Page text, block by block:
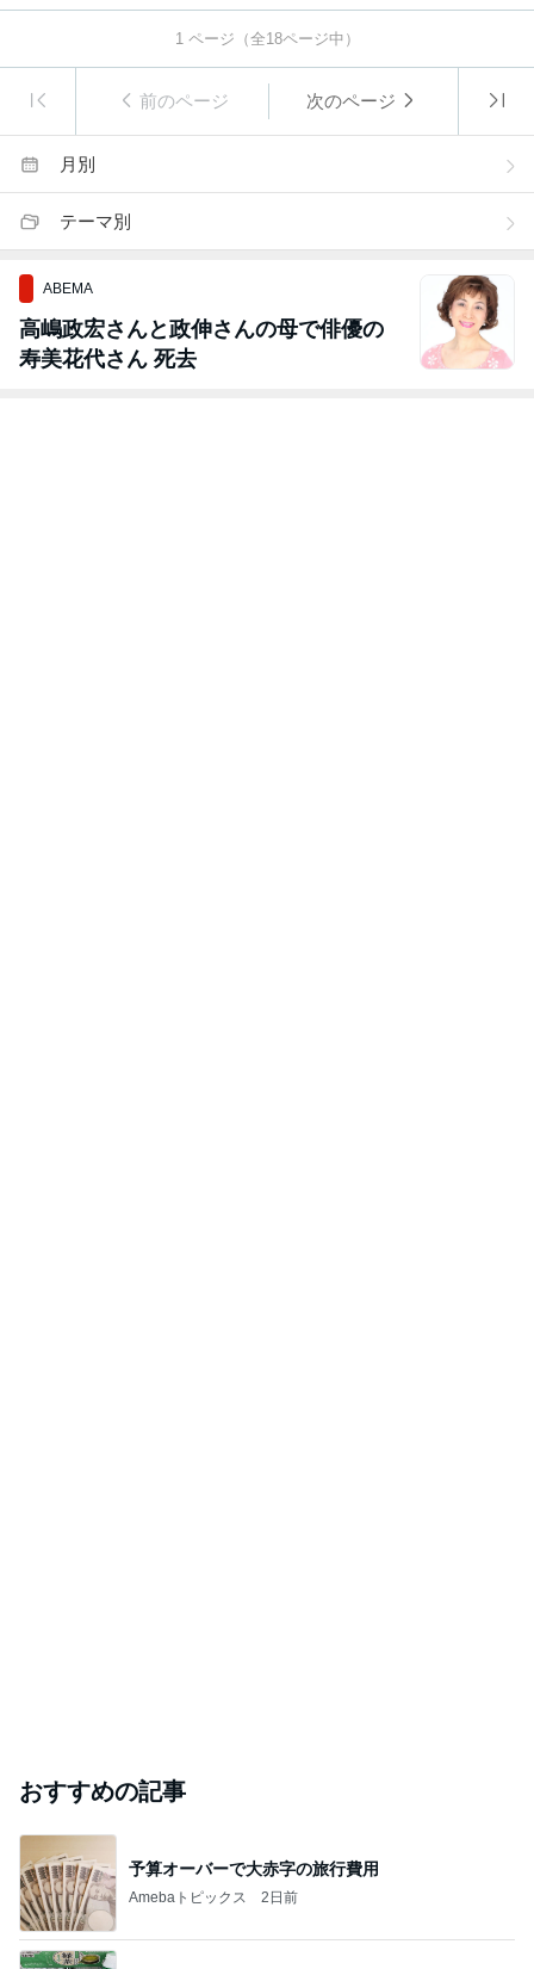
1ページ（全18ページ中）
前のページ 次のページ
月別
テーマ別
ABEMA
高嶋政宏さんと政伸さんの母で俳優の
寿美花代さん 死去
おすすめの記事
予算オーバーで大赤字の旅行費用
Amebaトピックス 2日前